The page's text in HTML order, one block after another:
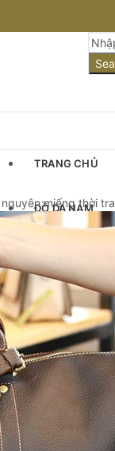
TRANG CHỦ
ĐỒ DA NAM
Túi da
miếng thời